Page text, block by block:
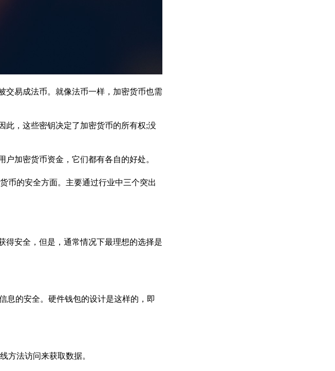
交易成法币。就像法币一样，加密货币也需
此，这些密钥决定了加密货币的所有权;没
加密货币资金，它们都有各自的好处。
币的安全方面。主要通过行业中三个突出
得安全，但是，通常情况下最理想的选择是
息的安全。硬件钱包的设计是这样的，即
方法访问来获取数据。